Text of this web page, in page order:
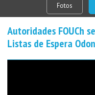
Fotos
Autoridades FOUCh
Listas de Espera